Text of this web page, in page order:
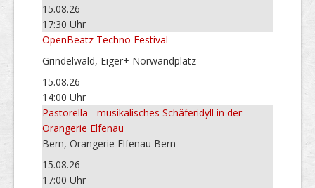
15.08.26
17:30 Uhr
OpenBeatz Techno Festival
Grindelwald, Eiger+ Norwandplatz
15.08.26
14:00 Uhr
Pastorella - musikalisches Schäferidyll in der
Orangerie Elfenau
Bern, Orangerie Elfenau Bern
15.08.26
17:00 Uhr